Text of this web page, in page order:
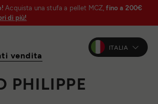
Acquista una stufa a pellet MCZ, fino a 200€
di più!
ITALIA
vendita
PHILIPPE